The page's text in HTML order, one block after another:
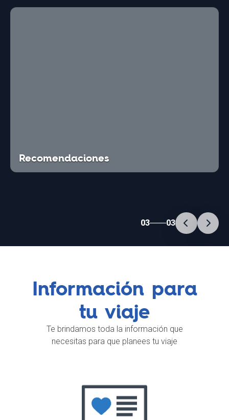
Recomendaciones
03 03
Información para
tu viaje
Te brindamos toda la información que
necesitas para que planees tu viaje